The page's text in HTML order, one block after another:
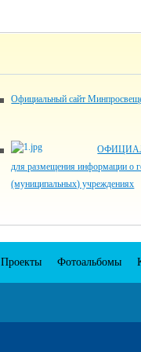
Официальный сайт
для размещения информации о
(муниципальных) учреждениях
Проекты Фотоальбомы